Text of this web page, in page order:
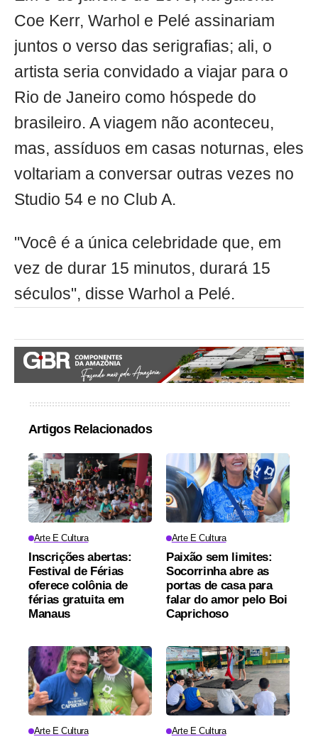
Coe Kerr, Warhol e Pelé assinariam
juntos o verso das serigrafias; ali, o
artista seria convidado a viajar para o
Rio de Janeiro como hóspede do
brasileiro. A viagem não aconteceu,
mas, assíduos em casas noturnas, eles
voltariam a conversar outras vezes no
Studio 54 e no Club A.
"Você é a única celebridade que, em
vez de durar 15 minutos, durará 15
séculos", disse Warhol a Pelé.
Artigos Relacionados
Arte E Cultura
Inscrições abertas:
Festival de Férias
oferece colônia de
férias gratuita em
Manaus
Arte E Cultura
Paixão sem limites:
Socorrinha abre as
portas de casa para
falar do amor pelo Boi
Caprichoso
Arte E Cultura Arte E Cultura